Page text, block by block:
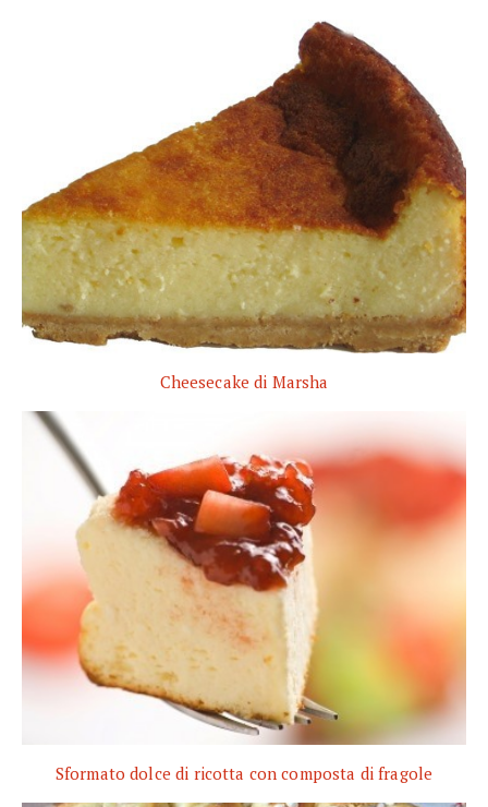
Cheesecake di Marsha
Sformato dolce di ricotta con composta di fragole